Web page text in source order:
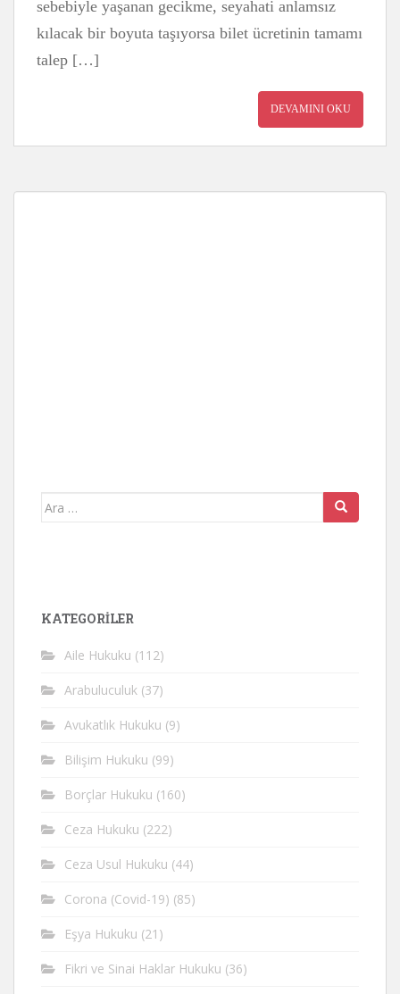
sebebiyle yaşanan gecikme, seyahati anlamsız
kılacak bir boyuta taşıyorsa bilet ücretinin tamamı
talep […]
DEVAMINI OKU
Arama
KATEGORİLER
Aile Hukuku (112)
Arabuluculuk (37)
Avukatlık Hukuku (9)
Bilişim Hukuku (99)
Borçlar Hukuku (160)
Ceza Hukuku (222)
Ceza Usul Hukuku (44)
Corona (Covid-19) (85)
Eşya Hukuku (21)
Fikri ve Sinai Haklar Hukuku (36)